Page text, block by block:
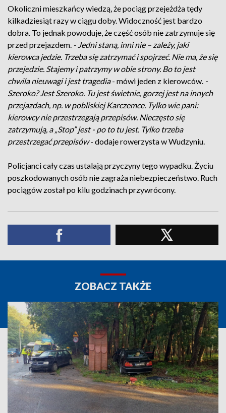
Okoliczni mieszkańcy wiedzą, że pociąg przejeżdża tędy
kilkadziesiąt razy w ciągu doby. Widoczność jest bardzo
dobra. To jednak powoduje, że część osób nie zatrzymuje się
przed przejazdem. - Jedni staną, inni nie – zależy, jaki
kierowca jedzie. Trzeba się zatrzymać i spojrzeć. Nie ma, że się
przejedzie. Stajemy i patrzymy w obie strony. Bo to jest
chwila nieuwagi i jest tragedia- mówi jeden z kierowców. -
Szeroko? Jest Szeroko. Tu jest świetnie, gorzej jest na innych
przejazdach, np. w pobliskiej Karczemce. Tylko wie pani:
kierowcy nie przestrzegają przepisów. Nieczęsto się
zatrzymują, a „Stop” jest - po to tu jest. Tylko trzeba
przestrzegać przepisów- dodaje rowerzysta w Wudzyniu.
Policjanci cały czas ustalają przyczyny tego wypadku. Życiu
poszkodowanych osób nie zagraża niebezpieczeństwo. Ruch
pociągów został po kilu godzinach przywrócony.
ZOBACZ TAKŻE